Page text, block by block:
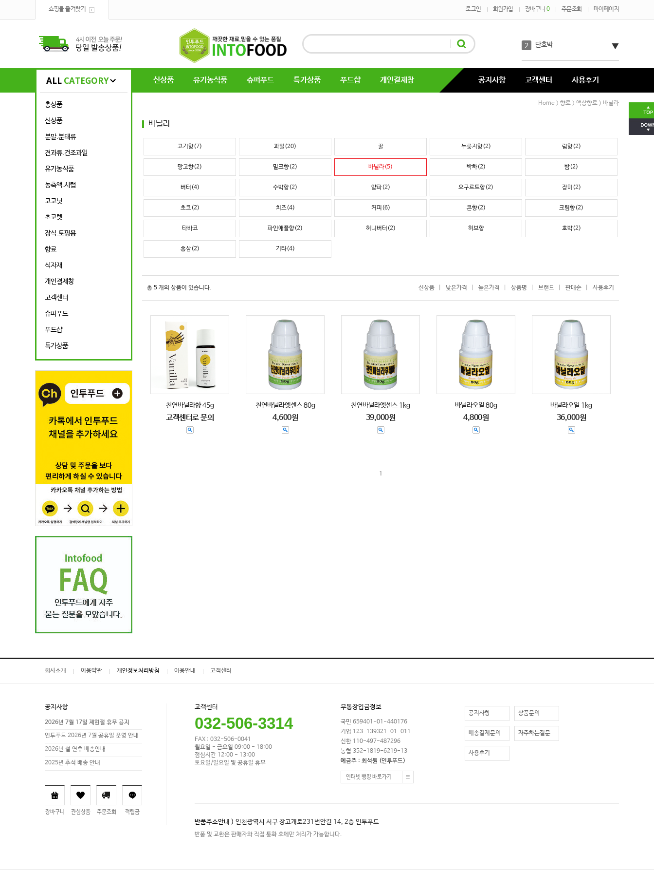
쇼핑몰 즐겨찾기 로그인 회원가입 장바구니 0 주문조회 마이페이지
1
2 단호박
녹차
6 호박분태장
ALL CATEGORY 신상품 유기농식품 슈퍼푸드 특가상품 푸드샵 개인결제창 공지사항 고객센터 사용후기
총상품
신상품
분말.분태류
견과류.건조과일
유기농식품
농축액.시럽
코코넛
초코렛
장식.토핑용
향료
식자재
개인결제창
고객센터
슈퍼푸드
푸드샵
특가상품
Home > 향료 > 액상향료 > 바닐라
바닐라
고기향(7) 과일(20) 꿀 누룽지향(2) 럼향(2)
망고향(2) 밀크향(2) 바닐라(5) 박하(2) 밤(2)
버터(4) 수박향(2) 양파(2) 요구르트향(2) 장미(2)
초코(2) 치즈(4) 커피(6) 콘향(2) 크림향(2)
타바코 파인애플향(2) 허니버터(2) 허브향 호박(2)
홍삼(2) 기타(4)
총 5 개의 상품이 있습니다. 신상품 낮은가격 높은가격 상품명 브랜드 판매순 사용후기
천연바닐라향 45g
고객센터로 문의
천연바닐라엣센스 80g
4,600원
천연바닐라엣센스 1kg
39,000원
바닐라오일 80g
4,800원
바닐라오일 1kg
36,000원
1
회사소개 이용약관 개인정보처리방침 이용안내 고객센터
공지사항
2026년 7월 17일 제헌절 휴무 공지
인투푸드 2026년 7월 공휴일 운영 안내
2026년 설 연휴 배송안내
2025년 추석 배송 안내
장바구니 관심상품 주문조회 적립금
고객센터
032-506-3314
FAX : 032-506-0041
월요일 - 금요일 09:00 - 18:00
점심시간 12:00 - 13:00
토요일/일요일 및 공휴일 휴무
무통장입금정보
국민 659401-01-440176
기업 123-139321-01-011
신한 110-497-487296
농협 352-1819-6219-13
예금주 : 최석원 (인투푸드)
인터넷 뱅킹 바로가기
공지사항 상품문의
배송결제문의 자주하는질문
사용후기
반품주소안내 ) 인천광역시 서구 장고개로231번안길 14, 2층 인투푸드
반품 및 교환은 판매자와 직접 통화 후에만 처리가 가능합니다.